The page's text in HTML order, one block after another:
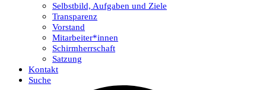
Selbstbild, Aufgaben und Ziele
Transparenz
Vorstand
Mitarbeiter*innen
Schirmherrschaft
Satzung
Kontakt
Suche